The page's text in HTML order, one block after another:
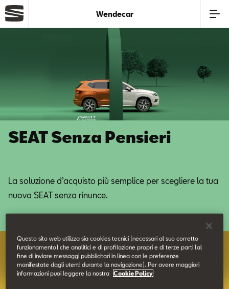
Offerte
Service
SEAT Usato Certificato
Contatti
Wendecar
SEAT Senza Pensieri
La soluzione d’acquisto più semplice per scegliere la tua
nuova SEAT senza rinunce.
Questo sito web utilizza sia cookies tecnici (necessari al suo corretto
funzionamento) che analitici e di profilazione propri e di terze parti (al
fine di inviare messaggi pubblicitari in linea con le preferenze
manifestate dagli utenti durante la navigazione). Per avere maggiori
informazioni puoi leggere la nostra
Cookie Policy